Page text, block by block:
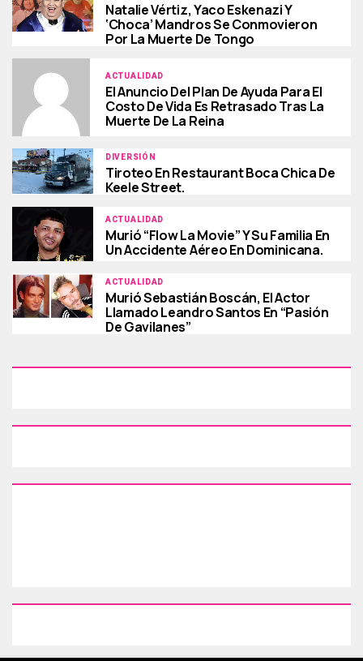
Natalie Vértiz, Yaco Eskenazi Y
‘Choca’ Mandros Se Conmovieron
Por La Muerte De Tongo
ACTUALIDAD
El Anuncio Del Plan De Ayuda Para El
Costo De Vida Es Retrasado Tras La
Muerte De La Reina
DIVERSIÓN
Tiroteo En Restaurant Boca Chica De
Keele Street.
ACTUALIDAD
Murió “Flow La Movie” Y Su Familia En
Un Accidente Aéreo En Dominicana.
ACTUALIDAD
Murió Sebastián Boscán, El Actor
Llamado Leandro Santos En “Pasión
De Gavilanes”